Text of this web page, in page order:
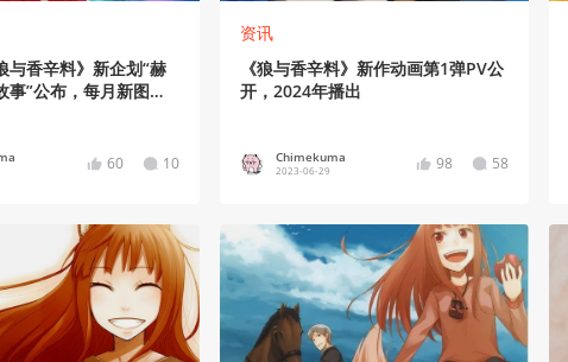
与香辛料》新企划“赫
事”公布，每月新图放
60 10
资讯
《狼与香辛料》新作动画第1弹PV公
开，2024年播出
Chimekuma
2023-06-29 98 58